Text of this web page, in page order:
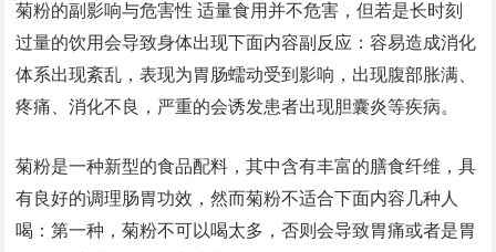
菊粉的副影响与危害性 适量食用并不危害，但若是长时刻
过量的饮用会导致身体出现下面内容副反应：容易造成消化
体系出现紊乱，表现为胃肠蠕动受到影响，出现腹部胀满、
疼痛、消化不良，严重的会诱发患者出现胆囊炎等疾病。
菊粉是一种新型的食品配料，其中含有丰富的膳食纤维，具
有良好的调理肠胃功效，然而菊粉不适合下面内容几种人
喝：第一种，菊粉不可以喝太多，否则会导致胃痛或者是胃